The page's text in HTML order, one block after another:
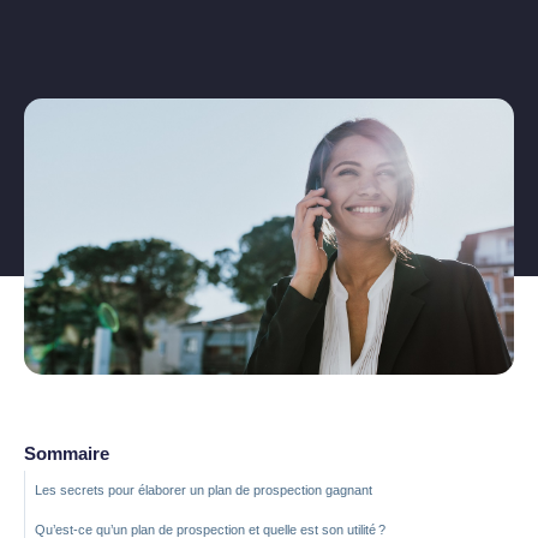
Sommaire
Les secrets pour élaborer un plan de prospection gagnant
Qu’est-ce qu’un plan de prospection et quelle est son utilité ?